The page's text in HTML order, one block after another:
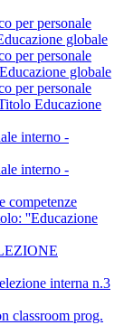
per personale
globale
per personale
globale
per personale
Educazione
interno -
interno -
competenze
''Educazione
interna n.3
classroom prog.